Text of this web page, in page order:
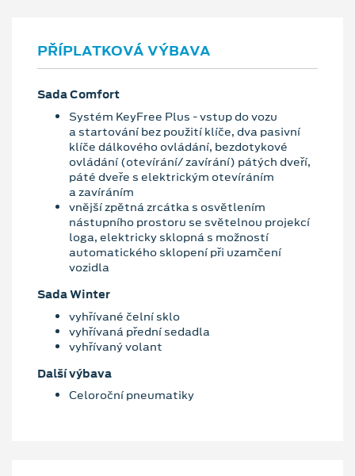
PŘÍPLATKOVÁ VÝBAVA
Sada Comfort
Systém KeyFree Plus - vstup do vozu
a startování bez použití klíče, dva pasivní
klíče dálkového ovládání, bezdotykové
ovládání (otevírání/ zavírání) pátých dveří,
páté dveře s elektrickým otevíráním
a zavíráním
vnější zpětná zrcátka s osvětlením
nástupního prostoru se světelnou projekcí
loga, elektricky sklopná s možností
automatického sklopení při uzamčení
vozidla
Sada Winter
vyhřívané čelní sklo
vyhřívaná přední sedadla
vyhřívaný volant
Další výbava
Celoroční pneumatiky